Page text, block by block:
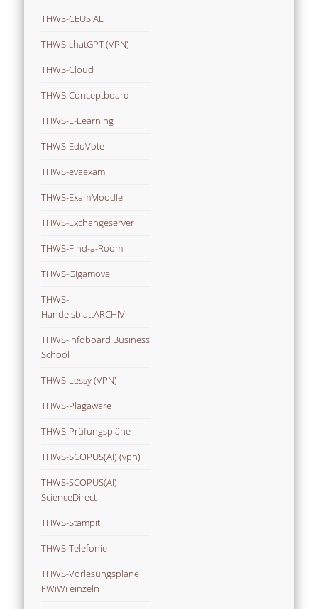
THWS-CEUS ALT
THWS-chatGPT (VPN)
THWS-Cloud
THWS-Conceptboard
THWS-E-Learning
THWS-EduVote
THWS-evaexam
THWS-ExamMoodle
THWS-Exchangeserver
THWS-Find-a-Room
THWS-Gigamove
THWS-
HandelsblattARCHIV
THWS-Infoboard Business
School
THWS-Lessy (VPN)
THWS-Plagaware
THWS-Prüfungspläne
THWS-SCOPUS(AI) (vpn)
THWS-SCOPUS(AI)
ScienceDirect
THWS-Stampit
THWS-Telefonie
THWS-Vorlesungspläne
FWiWi einzeln